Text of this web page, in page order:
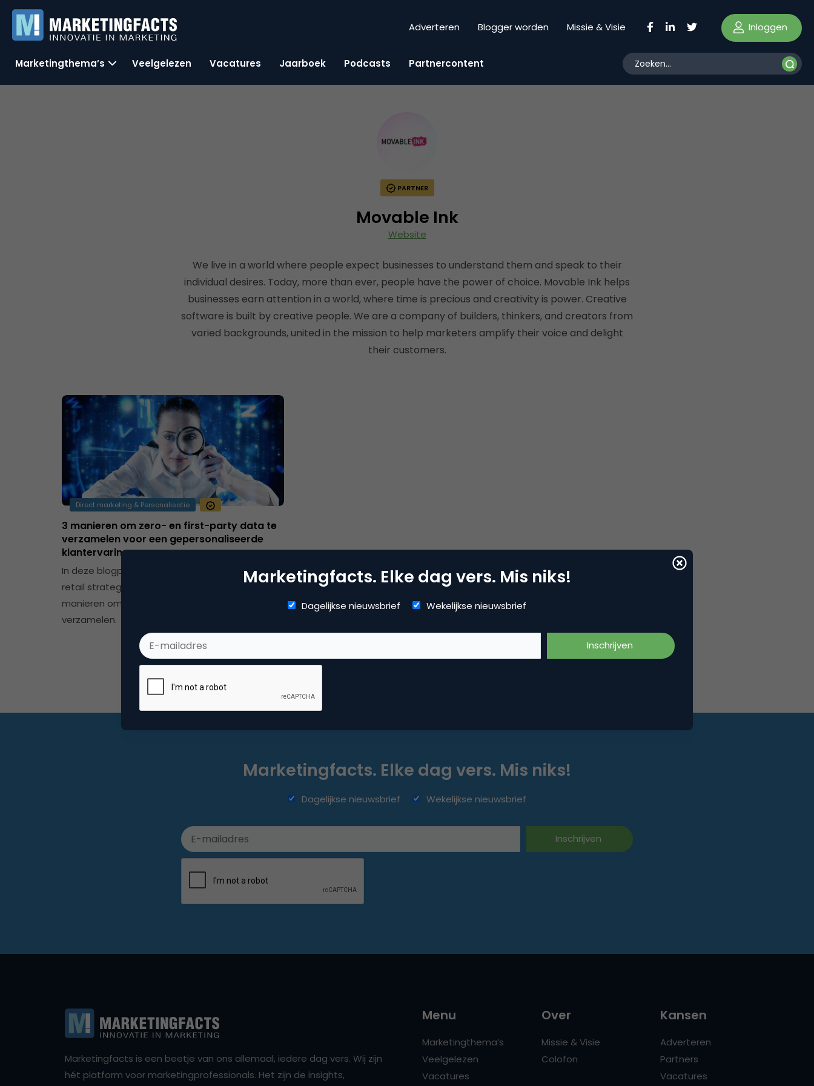
Adverteren Blogger worden Missie & Visie Inloggen
Marketingthema’s Veelgelezen Vacatures Jaarboek Podcasts Partnercontent
PARTNER
Movable Ink
Website
We live in a world where people expect businesses to understand them and speak to their
individual desires. Today, more than ever, people have the power of choice. Movable Ink helps
businesses earn attention in a world, where time is precious and creativity is power. Creative
software is built by creative people. We are a company of builders, thinkers, and creators from
varied backgrounds, united in the mission to help marketers amplify their voice and delight
their customers.
Direct marketing & Personalisatie
3 manieren om zero- en first-party data te
verzamelen voor een gepersonaliseerde
klantervaring
In deze blogpost deelt Becki Francis, directeur
retail strategie EMEA bij Movable Ink, drie
manieren om zero- en first-party data te
verzamelen.
Marketingfacts. Elke dag vers. Mis niks!
Dagelijkse nieuwsbrief Wekelijkse nieuwsbrief
Marketingfacts. Elke dag vers. Mis niks!
Dagelijkse nieuwsbrief Wekelijkse nieuwsbrief
Marketingfacts is een beetje van ons allemaal, iedere dag vers. Wij zijn
hét platform voor marketingprofessionals. Het zijn de insights,
Menu
Marketingthema’s
Veelgelezen
Vacatures
Over
Missie & Visie
Colofon
Kansen
Adverteren
Partners
Vacatures